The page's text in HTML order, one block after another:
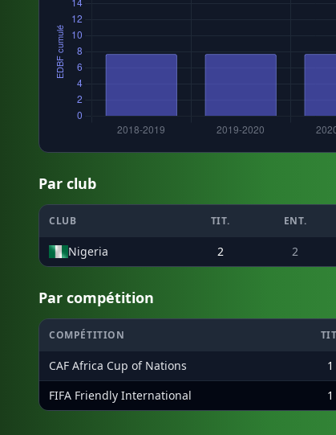
Par club
CLUB TIT. ENT.
Nigeria 2 2
Par compétition
COMPÉTITION
CAF Africa Cup of Nations 1
FIFA Friendly International
1